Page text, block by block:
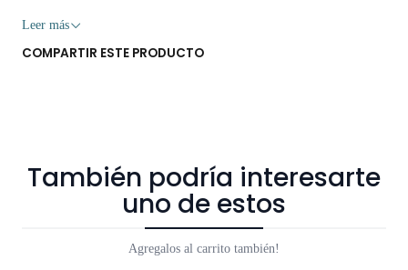
enviamos a regiones. Los árboles y plantas son seres vivos que
Leer más
COMPARTIR ESTE PRODUCTO
También podría interesarte
uno de estos
Agregalos al carrito también!